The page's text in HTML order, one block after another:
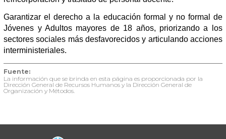
Garantizar el derecho a la educación formal y no formal de
Jóvenes y Adultos mayores de 18 años, priorizando a los
sectores sociales más desfavorecidos y articulando acciones
interministeriales.
Fuente:
La información que se brinda en esta página es proporcionada por la
Dirección General de Recursos Humanos y la Dirección General de
Organización y Métodos.